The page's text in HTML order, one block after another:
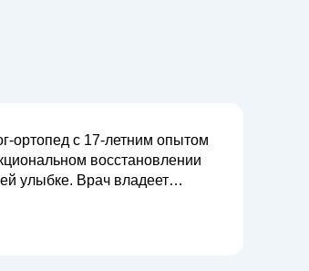
ортопед с 17-летним опытом
восстановлении
улыбке. Врач владеет